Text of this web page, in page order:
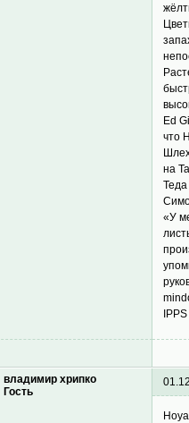
Ed
что
на
«У
владимир хрипко
Гость